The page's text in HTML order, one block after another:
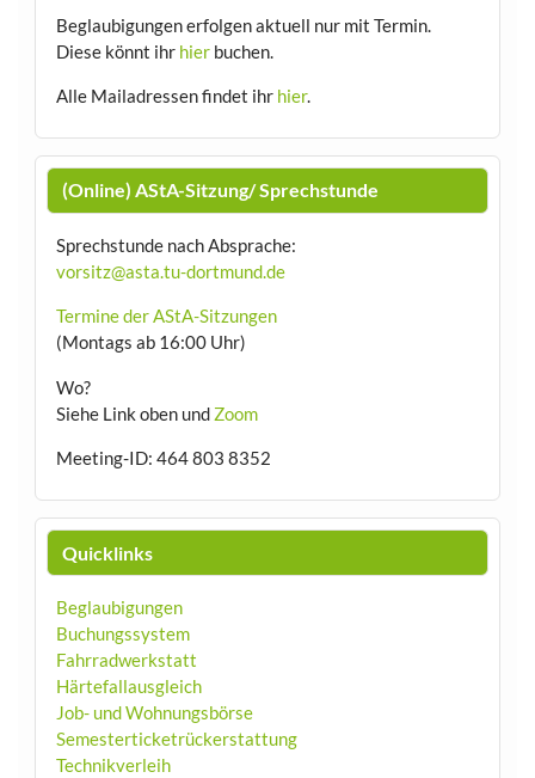
Beglaubigungen erfolgen aktuell nur mit Termin.
Diese könnt ihr hierbuchen.
Alle Mailadressen findet ihr hier.
(Online) AStA-Sitzung/ Sprechstunde
Sprechstunde nach Absprache:
vorsitz@asta.tu-dortmund.de
Termine der AStA-Sitzungen
(Montags ab 16:00 Uhr)
Wo?
Siehe Link oben und Zoom
Meeting-ID: 464 803 8352
Quicklinks
Beglaubigungen
Buchungssystem
Fahrradwerkstatt
Härtefallausgleich
Job- und Wohnungsbörse
Semesterticketrückerstattung
Technikverleih